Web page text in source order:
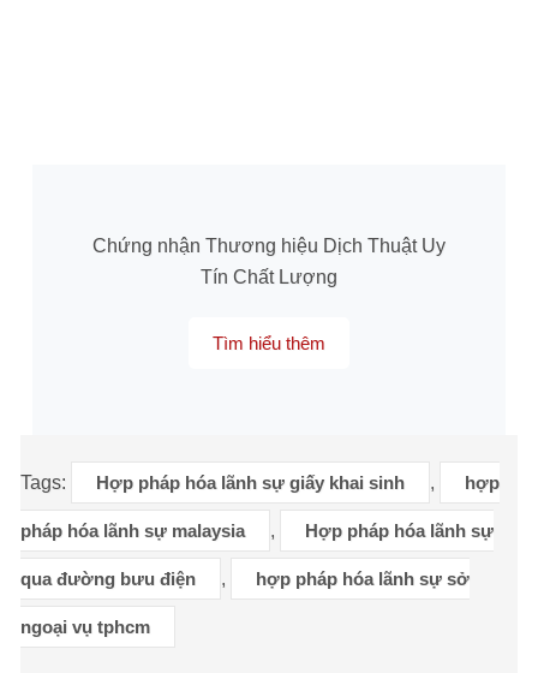
Chứng nhận Thương hiệu Dịch Thuật Uy
Tín Chất Lượng
Tìm hiểu thêm
Tags: Hợp pháp hóa lãnh sự giấy khai sinh , hợp
pháp hóa lãnh sự malaysia , Hợp pháp hóa lãnh sự
qua đường bưu điện , hợp pháp hóa lãnh sự sở
ngoại vụ tphcm